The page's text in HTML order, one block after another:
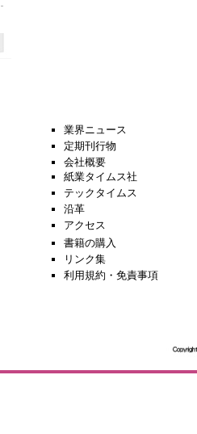
業界ニュース
定期刊行物
会社概要
紙業タイムス社
テックタイムス
沿革
アクセス
書籍の購入
リンク集
利用規約・免責事項